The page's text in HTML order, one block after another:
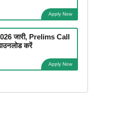
Apply Now
जारी, Prelims Call
करें
Apply Now